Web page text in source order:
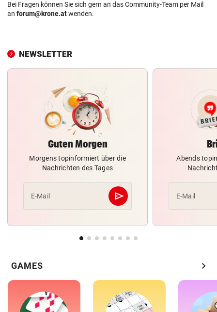
Bei Fragen können Sie sich gern an das Community-Team per Mail
an forum@krone.atwenden.
NEWSLETTER
Guten Morgen
Morgens topinformiert über die
Nachrichten des Tages
E-Mail send
Abschicken
Abends
E-Mail
GAMES chevron_right